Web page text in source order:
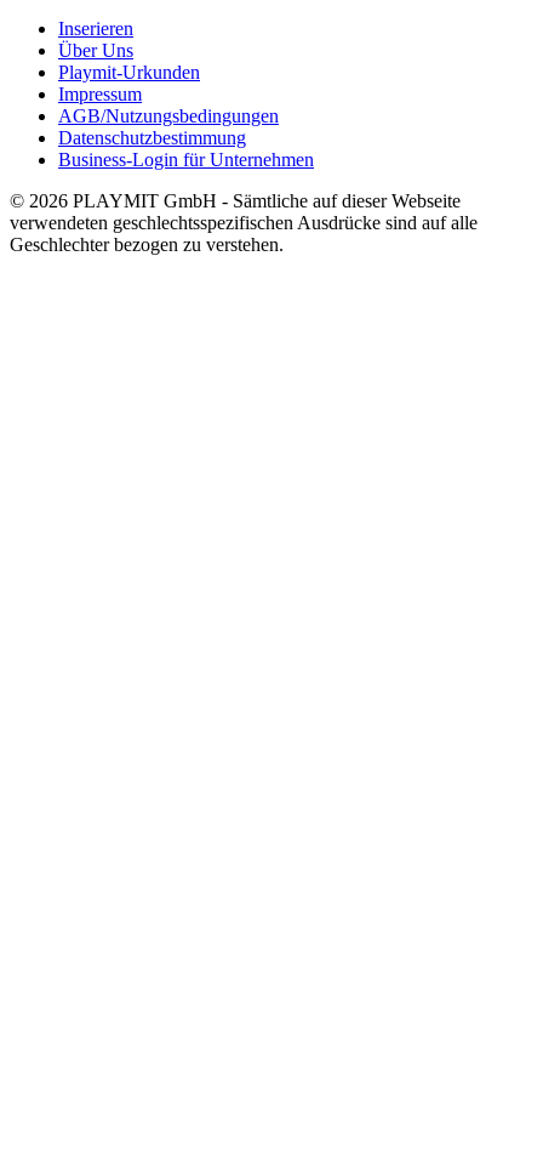
Inserieren
Über Uns
Playmit-Urkunden
Impressum
AGB/Nutzungsbedingungen
Datenschutzbestimmung
Business-Login für Unternehmen
© 2026 PLAYMIT GmbH - Sämtliche auf dieser Webseite
verwendeten geschlechtsspezifischen Ausdrücke sind auf alle
Geschlechter bezogen zu verstehen.